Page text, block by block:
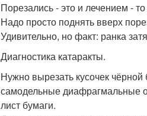
Порезались - это и лечением -
Надо просто поднять вверх
Удивительно, но факт: ранка
Диагностика катаракты.
Нужно вырезать кусочек
самодельные диафрагмальные
лист бумаги.